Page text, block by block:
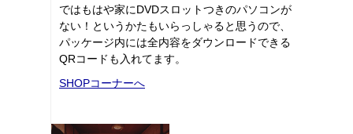
ではもはや家にDVDスロットつきのパソコンが
ない！というかたもいらっしゃると思うので、
パッケージ内には全内容をダウンロードできる
QRコードも入れてます。
SHOPコーナーへ